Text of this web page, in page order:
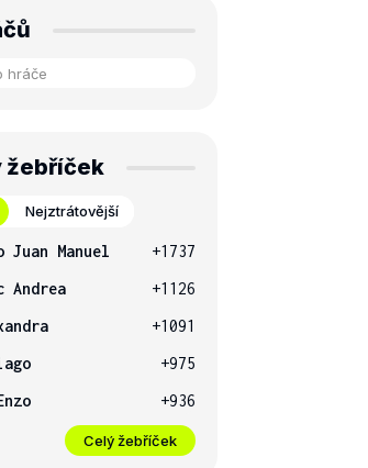
žebříček
Nejztrátovější
Juan Manuel
+1737
Andrea
+1126
+1091
+975
+936
Celý žebříček